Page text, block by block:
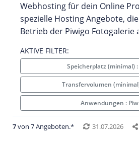
Webhosting für dein Online
spezielle Hosting Angebote,
Betrieb der Piwigo Fotogalerie
AKTIVE FILTER:
Speicherplatz (minimal) :
Transfervolumen
Anwendungen :
7von 7 Angeboten.* 31.07.2026